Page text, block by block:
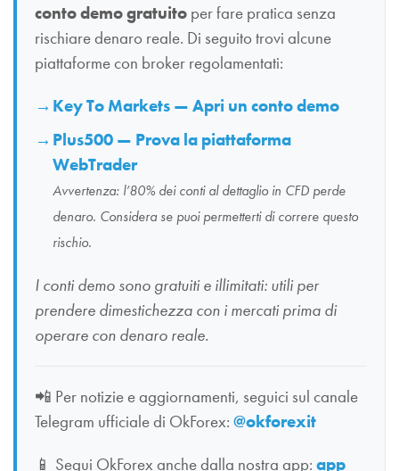
conto demo gratuito per fare pratica senza
rischiare denaro reale. Di seguito trovi alcune
piattaforme con broker regolamentati:
Key To Markets — Apri un conto demo
Plus500 — Prova la piattaforma
WebTrader
Avvertenza: l’80% dei conti al dettaglio in CFD perde
denaro. Considera se puoi permetterti di correre questo
rischio.
I conti demo sono gratuiti e illimitati: utili per
prendere dimestichezza con i mercati prima di
operare con denaro reale.
📲 Per notizie e aggiornamenti, seguici sul canale
Telegram ufficiale di OkForex: @okforexit
📱 Segui OkForex anche dalla nostra app: app